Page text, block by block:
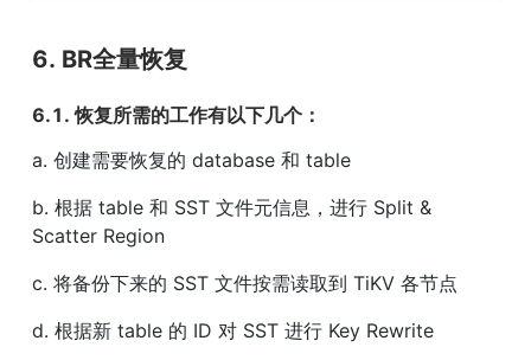
6. BR全量恢复
6.1. 恢复所需的⼯作有以下⼏个：
a. 创建需要恢复的 database 和 table
b. 根据 table 和 SST ⽂件元信息，进⾏ Split &
Scatter Region
c. 将备份下来的 SST ⽂件按需读取到 TiKV 各节点
d. 根据新 table 的 ID 对 SST 进⾏ Key Rewrite